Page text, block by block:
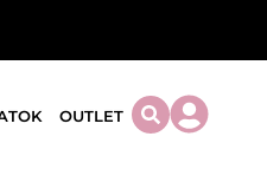
OUTLET